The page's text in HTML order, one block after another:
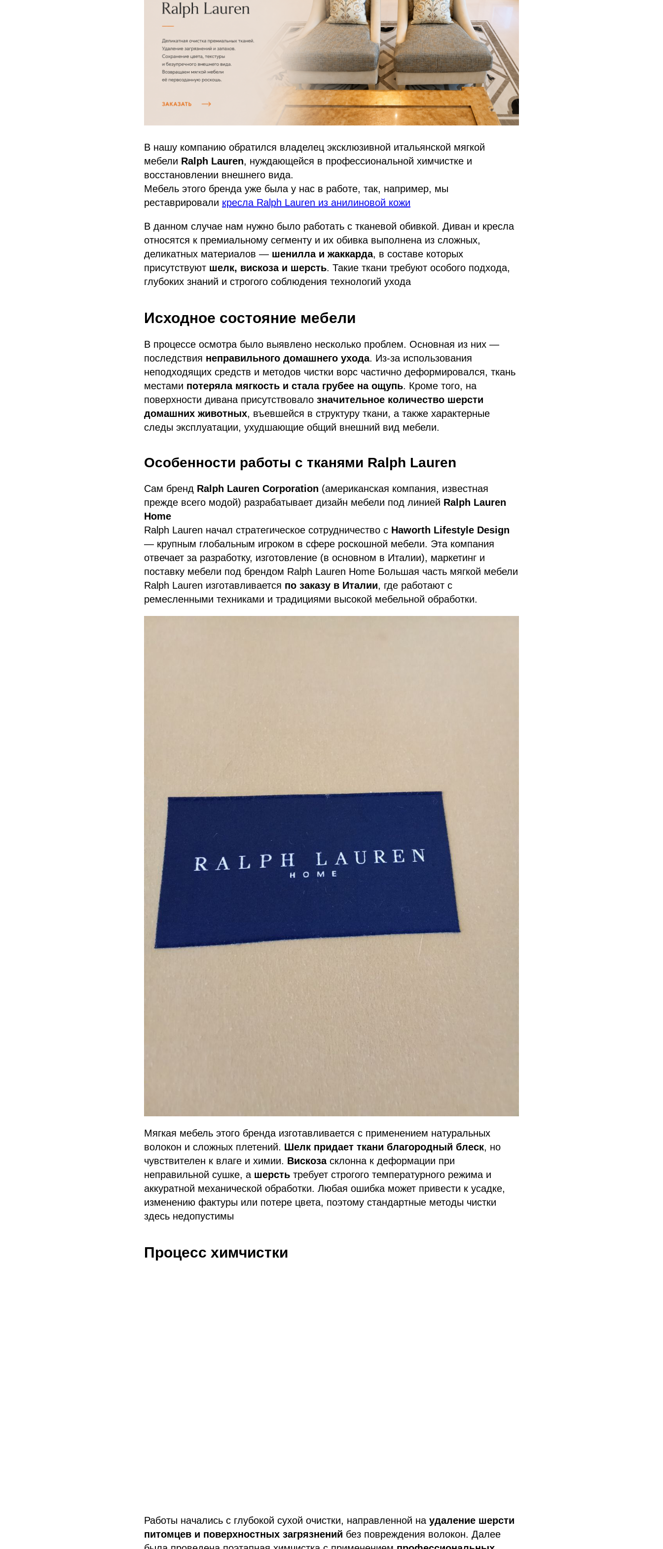
В нашу компанию обратился владелец эксклюзивной итальянской мягкой
мебели Ralph Lauren, нуждающейся в профессиональной химчистке и
восстановлении внешнего вида.
Мебель этого бренда уже была у нас в работе, так, например, мы
реставрировали кресла Ralph Lauren из анилиновой кожи
В данном случае нам нужно было работать с тканевой обивкой. Диван и кресла
относятся к премиальному сегменту и их обивка выполнена из сложных,
деликатных материалов — шенилла и жаккарда, в составе которых
присутствуют шелк, вискоза и шерсть. Такие ткани требуют особого подхода,
глубоких знаний и строгого соблюдения технологий ухода
Исходное состояние мебели
В процессе осмотра было выявлено несколько проблем. Основная из них —
последствия неправильного домашнего ухода. Из-за использования
неподходящих средств и методов чистки ворс частично деформировался, ткань
местами потеряла мягкость и стала грубее на ощупь. Кроме того, на
поверхности дивана присутствовало значительное количество шерсти
домашних животных, въевшейся в структуру ткани, а также характерные
следы эксплуатации, ухудшающие общий внешний вид мебели.
Особенности работы с тканями Ralph Lauren
Сам бренд Ralph Lauren Corporation (американская компания, известная
прежде всего модой) разрабатывает дизайн мебели под линией Ralph Lauren
Home
Ralph Lauren начал стратегическое сотрудничество с Haworth Lifestyle Design
— крупным глобальным игроком в сфере роскошной мебели. Эта компания
отвечает за разработку, изготовление (в основном в Италии), маркетинг и
поставку мебели под брендом Ralph Lauren Home Большая часть мягкой мебели
Ralph Lauren изготавливается по заказу в Италии, где работают с
ремесленными техниками и традициями высокой мебельной обработки.
Мягкая мебель этого бренда изготавливается с применением натуральных
волокон и сложных плетений. Шелк придает ткани благородный блеск, но
чувствителен к влаге и химии. Вискозасклонна к деформации при
неправильной сушке, а шерсть требует строгого температурного режима и
аккуратной механической обработки. Любая ошибка может привести к усадке,
изменению фактуры или потере цвета, поэтому стандартные методы чистки
здесь недопустимы
Процесс химчистки
Работы начались с глубокой сухой очистки, направленной на удаление шерсти
питомцев и поверхностных загрязнений без повреждения волокон. Далее